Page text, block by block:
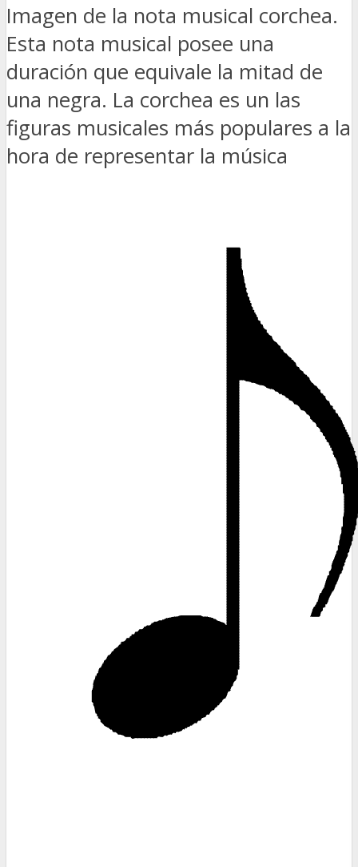
Imagen de la nota musical corchea.
Esta nota musical posee una
duración que equivale la mitad de
una negra. La corchea es un las
figuras musicales más populares a la
hora de representar la música